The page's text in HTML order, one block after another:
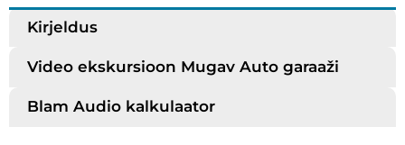
Kirjeldus
Video ekskursioon Mugav Auto garaaži
Blam Audio kalkulaator